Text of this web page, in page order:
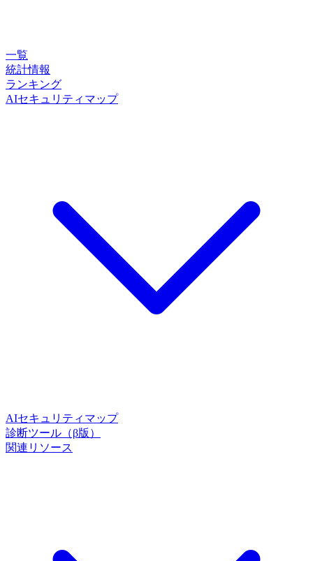
一覧
統計情報
ランキング
AIセキュリティマップ
AIセキュリティマップ
診断ツール（β版）
関連リソース